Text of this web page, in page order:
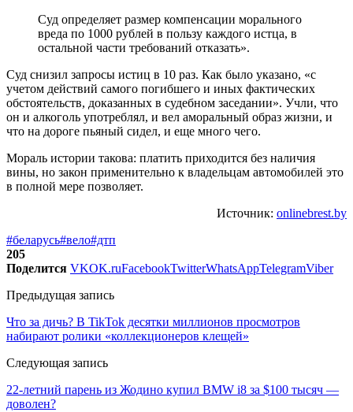
Суд определяет размер компенсации морального
вреда по 1000 рублей в пользу каждого истца, в
остальной части требований отказать».
Суд снизил запросы истиц в 10 раз. Как было указано, «с
учетом действий самого погибшего и иных фактических
обстоятельств, доказанных в судебном заседании». Учли, что
он и алкоголь употреблял, и вел аморальный образ жизни, и
что на дороге пьяный сидел, и еще много чего.
Мораль истории такова: платить приходится без наличия
вины, но закон применительно к владельцам автомобилей это
в полной мере позволяет.
Источник: onlinebrest.by
#беларусь#вело#дтп
205
Поделится VKOK.ruFacebookTwitterWhatsAppTelegramViber
Предыдущая запись
Что за дичь? В TikTok десятки миллионов просмотров
набирают ролики «коллекционеров клещей»
Следующая запись
22-летний парень из Жодино купил BMW i8 за $100 тысяч —
доволен?